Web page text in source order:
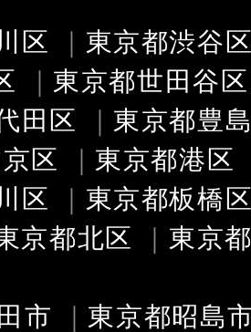
区 ｜ 東京都渋谷
｜ 東京都世田谷区
田区 ｜ 東京都豊
区 ｜ 東京都港区
区 ｜ 東京都板橋
京都北区 ｜ 東京
市 ｜ 東京都昭島